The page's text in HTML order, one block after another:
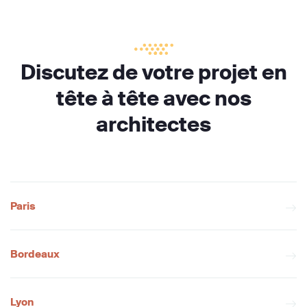
Discutez de votre projet en
tête à tête avec nos
architectes
Paris
Bordeaux
Lyon